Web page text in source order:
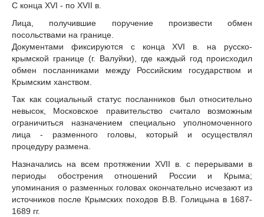
С конца XVI - по XVII в.
Лица, получившие поручение произвести обмен
посольствами на границе.
Документами фиксируются с конца XVI в. на русско-
крымской границе (г. Валуйки), где каждый год происходил
обмен посланниками между Российским государством и
Крымским ханством.
Так как социальный статус посланников был относительно
невысок, Московское правительство считало возможным
ограничиться назначением специально уполномоченного
лица - разменного головы, который и осуществлял
процедуру размена.
Назначались на всем протяжении XVII в. с перерывами в
периоды обострения отношений России и Крыма;
упоминания о разменных головах окончательно исчезают из
источников после Крымских походов В.В. Голицына в 1687-
1689 гг.